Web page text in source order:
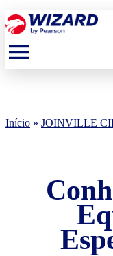
menu
Início » JOINVILLE